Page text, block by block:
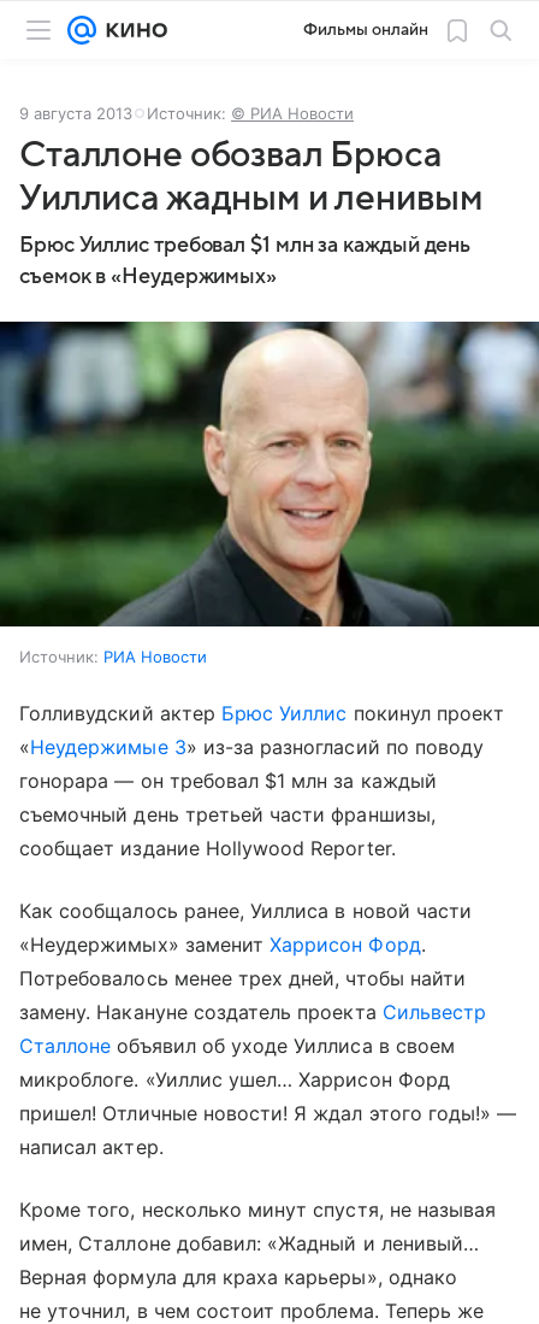
Фильмы онлайн
9 августа 2013 Источник: © РИА Новости
Сталлоне обозвал Брюса
Уиллиса жадным и ленивым
Брюс Уиллис требовал $1 млн за каждый день
съемок в «Неудержимых»
Источник: РИА Новости
Голливудский актер Брюс Уиллис покинул проект
«Неудержимые 3» из-за разногласий по поводу
гонорара — он требовал $1 млн за каждый
съемочный день третьей части франшизы,
сообщает издание Hollywood Reporter.
Как сообщалось ранее, Уиллиса в новой части
«Неудержимых» заменитХаррисон Форд.
Потребовалось менее трех дней, чтобы найти
замену. Накануне создатель проекта Сильвестр
Сталлоне объявил об уходе Уиллиса в своем
микроблоге. «Уиллис ушел… Харрисон Форд
пришел! Отличные новости! Я ждал этого годы!» —
написал актер.
Кроме того, несколько минут спустя, не называя
имен, Сталлоне добавил: «Жадный и ленивый…
Верная формула для краха карьеры», однако
не уточнил, в чем состоит проблема. Теперь же